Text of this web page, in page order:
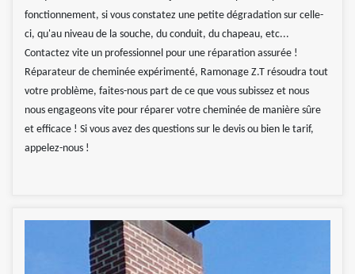
fonctionnement, si vous constatez une petite dégradation sur celle-
ci, qu'au niveau de la souche, du conduit, du chapeau, etc...
Contactez vite un professionnel pour une réparation assurée !
Réparateur de cheminée expérimenté, Ramonage Z.T résoudra tout
votre problème, faites-nous part de ce que vous subissez et nous
nous engageons vite pour réparer votre cheminée de manière sûre
et efficace ! Si vous avez des questions sur le devis ou bien le tarif,
appelez-nous !